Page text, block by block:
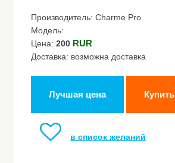
Производитель: Charme Pro
Модель:
Цена:200 RUR
Доставка: возможна доставка
Лучшая цена Купить
в список желаний